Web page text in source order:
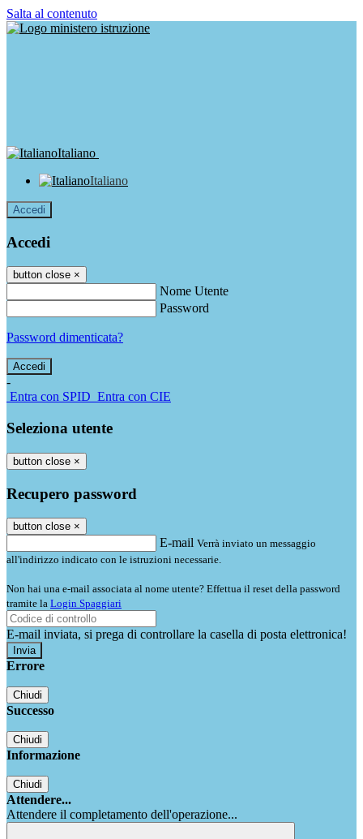
Salta al contenuto
Italiano
Italiano
Accedi
Accedi
button close ×
Nome Utente
Password
Password dimenticata?
-
Entra con SPID Entra con CIE
Seleziona utente
button close ×
Recupero password
button close ×
E-mail Verrà inviato un messaggio
all'indirizzo indicato con le istruzioni necessarie.
Non hai una e-mail associata al nome utente? Effettua il reset della password
tramite la Login Spaggiari
E-mail inviata, si prega di controllare la casella di posta elettronica!
Errore
Chiudi
Successo
Chiudi
Informazione
Chiudi
Attendere...
Attendere il completamento dell'operazione...